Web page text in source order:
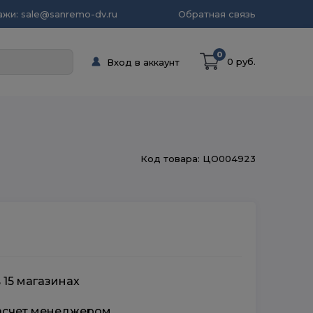
sale@sanremo-dv.ru Обратная связь
Вход в аккаунт
0
0 руб.
Код товара: ЦО004923
магазинах